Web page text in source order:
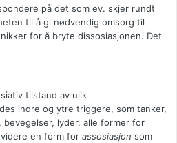
på det som ev. skjer rundt
til å gi nødvendig omsorg til
for å bryte dissosiasjonen. Det
tilstand av ulik
indre og ytre triggere, som tanker,
lyder, alle former for
en form for assosiasjon som